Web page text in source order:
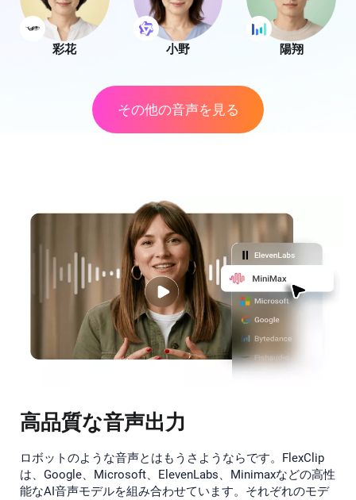
彩花 小野 陽翔
その他の音声を見る
高品質な音声出力
ロボットのような音声とはもうさようならです。FlexClip
は、Google、Microsoft、ElevenLabs、Minimaxなどの高性
能なAI音声モデルを組み合わせています。それぞれのモデ